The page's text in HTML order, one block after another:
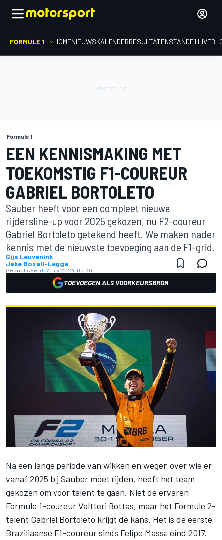
FORMULE 1 HOMENIEUWSKALENDERRESULTATENSTANDF1
Formule 1
EEN KENNISMAKING MET
TOEKOMSTIG F1-COUREUR
GABRIEL BORTOLETO
Sauber heeft voor een compleet nieuwe
rijdersline-up voor 2025 gekozen, nu F2-coureur
Gabriel Bortoleto getekend heeft. We maken nader
kennis met de nieuwste toevoeging aan de F1-grid.
Gijs Leuvenink
Jake Boxall-Legge
Gepubliceerd: 7 nov 2024, 05:30
TOEVOEGEN ALS VOORKEURSBRON
Na een lange periode van wikken en wegen over wie er
vanaf 2025 bij Sauber moet rijden, heeft het team
gekozen om voor talent te gaan. Niet de ervaren
Formule 1-coureurValtteri Bottas, maar het Formule 2-
talent Gabriel Bortoleto krijgt de kans. Het is de eerste
Braziliaanse F1-coureur sinds Felipe Massa eind 2017.